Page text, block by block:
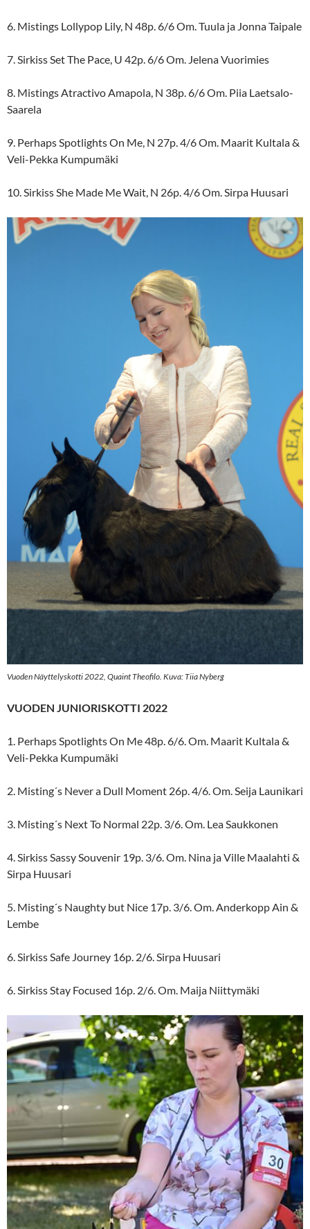
6. Mistings Lollypop Lily, N 48p. 6/6 Om. Tuula ja Jonna Taipale
7. Sirkiss Set The Pace, U 42p. 6/6 Om. Jelena Vuorimies
8. Mistings Atractivo Amapola, N 38p. 6/6 Om. Piia Laetsalo-
Saarela
9. Perhaps Spotlights On Me, N 27p. 4/6 Om. Maarit Kultala &
Veli-Pekka Kumpumäki
10. Sirkiss She Made Me Wait, N 26p. 4/6 Om. Sirpa Huusari
Vuoden Näyttelyskotti 2022, Quaint Theofilo. Kuva: Tiia Nyberg
VUODEN JUNIORISKOTTI 2022
1. Perhaps Spotlights On Me 48p. 6/6. Om. Maarit Kultala &
Veli-Pekka Kumpumäki
2. Misting´s Never a Dull Moment 26p. 4/6. Om. Seija Launikari
3. Misting´s Next To Normal 22p. 3/6. Om. Lea Saukkonen
4. Sirkiss Sassy Souvenir 19p. 3/6. Om. Nina ja Ville Maalahti &
Sirpa Huusari
5. Misting´s Naughty but Nice 17p. 3/6. Om. Anderkopp Ain &
Lembe
6. Sirkiss Safe Journey 16p. 2/6. Sirpa Huusari
6. Sirkiss Stay Focused 16p. 2/6. Om. Maija Niittymäki